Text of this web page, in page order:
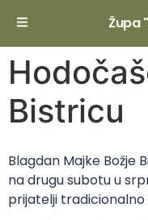
Župa
Bistricu
Blagdan Majke Božje
na drugu subotu u
prijatelji tradicionalno